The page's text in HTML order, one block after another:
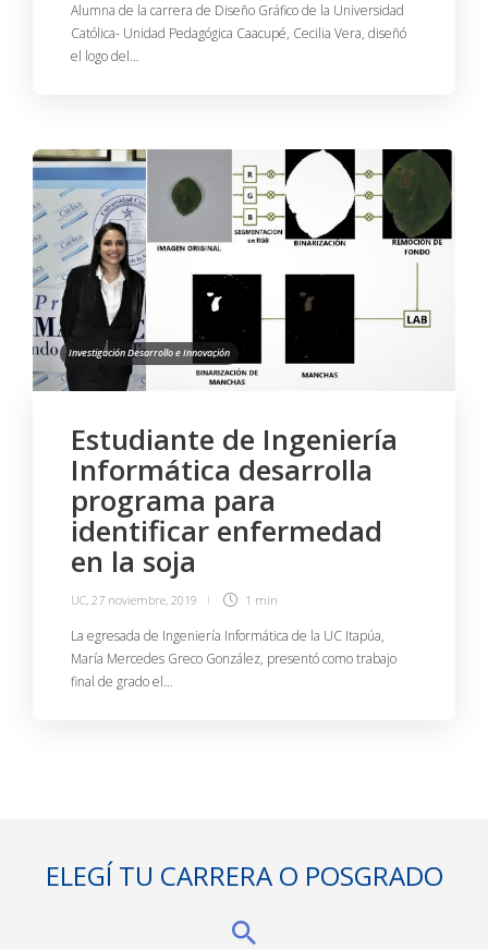
Alumna de la carrera de Diseño Gráfico de la Universidad
Católica- Unidad Pedagógica Caacupé, Cecilia Vera, diseñó
el logo del…
Investigación Desarrollo e Innovación
Estudiante de Ingeniería
Informática desarrolla
programa para
identificar enfermedad
en la soja
UC, 27 noviembre, 2019 1 min
La egresada de Ingeniería Informática de la UC Itapúa,
María Mercedes Greco González, presentó como trabajo
final de grado el…
ELEGÍ TU CARRERA O POSGRADO